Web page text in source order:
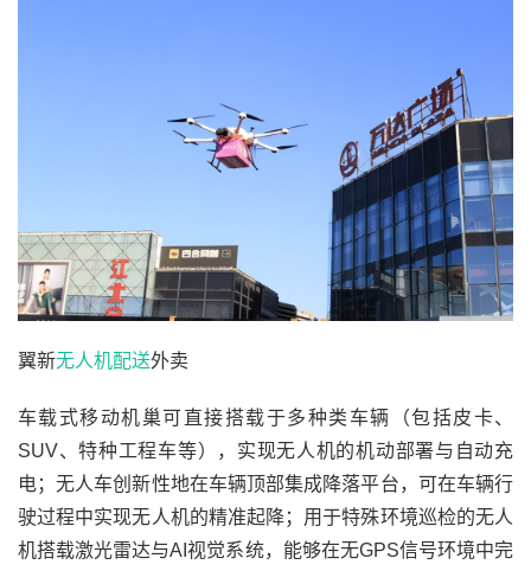
翼新无人机配送外卖
车载式移动机巢可直接搭载于多种类车辆（包括皮卡、
SUV、特种工程车等），实现无人机的机动部署与自动充
电；无人车创新性地在车辆顶部集成降落平台，可在车辆行
驶过程中实现无人机的精准起降；用于特殊环境巡检的无人
机搭载激光雷达与AI视觉系统，能够在无GPS信号环境中完